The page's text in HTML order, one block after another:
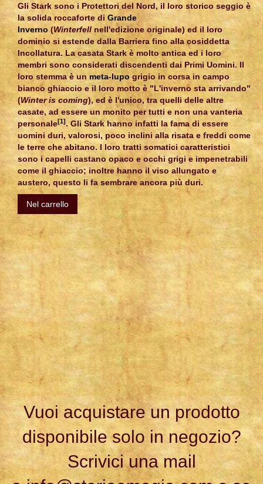
Gli Stark sono i Protettori del Nord, il loro storico seggio è
la solida roccaforte di Grande
Inverno(Winterfell nell'edizione originale) ed il loro
dominio si estende dalla Barriera fino alla cosiddetta
Incollatura. La casata Stark è molto antica ed i loro
membri sono considerati discendenti dai Primi Uomini. Il
loro stemma è un meta-lupo grigio in corsa in campo
bianco ghiaccio e il loro motto è "L'inverno sta arrivando"
(Winter is coming), ed è l'unico, tra quelli delle altre
casate, ad essere un monito per tutti e non una vanteria
personale[1]. Gli Stark hanno infatti la fama di essere
uomini duri, valorosi, poco inclini alla risata e freddi come
le terre che abitano. I loro tratti somatici caratteristici
sono i capelli castano opaco e occhi grigi e impenetrabili
come il ghiaccio; inoltre hanno il viso allungato e
austero, questo li fa sembrare ancora più duri.
Vuoi acquistare un prodotto
disponibile solo in negozio?
Scrivici una mail